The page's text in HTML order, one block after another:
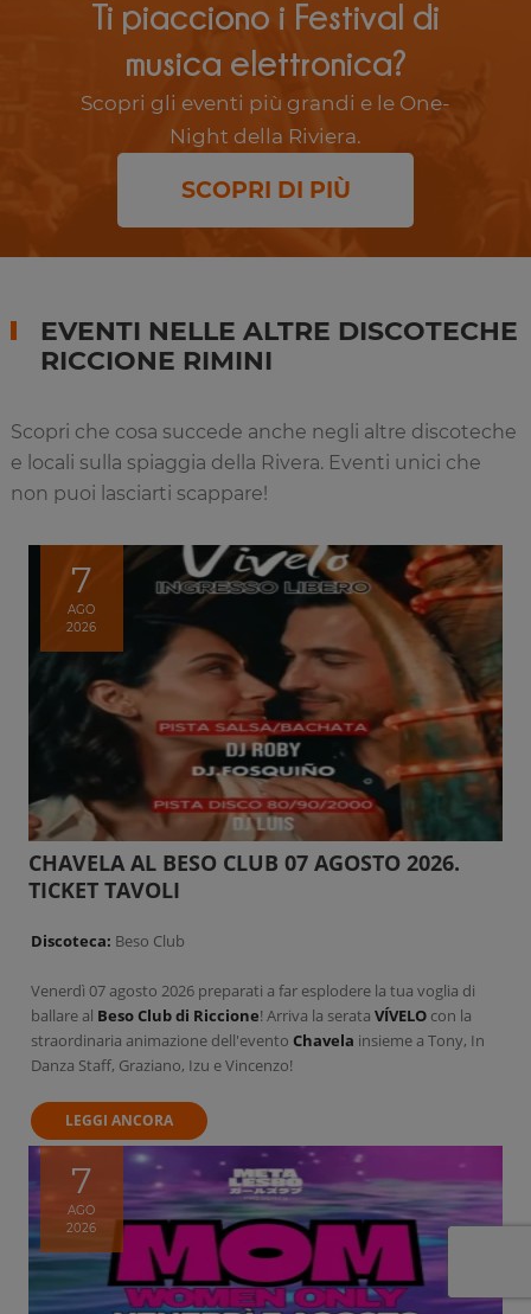
Ti piacciono i Festival di
musica elettronica?
Scopri gli eventi più grandi e le One-
Night della Riviera.
SCOPRI DI PIÙ
EVENTI NELLE ALTRE DISCOTECHE
RICCIONE RIMINI
Scopri che cosa succede anche negli altre discoteche
e locali sulla spiaggia della Rivera. Eventi unici che
non puoi lasciarti scappare!
7
AGO
2026
CHAVELA AL BESO CLUB 07 AGOSTO 2026.
TICKET TAVOLI
Discoteca: Beso Club
Venerdì 07 agosto 2026 preparati a far esplodere la tua voglia di
ballare al Beso Club di Riccione! Arriva la serata VÍVELOcon la
straordinaria animazione dell'evento Chavela insieme a Tony, In
Danza Staff, Graziano, Izu e Vincenzo!
LEGGI ANCORA
7
AGO
2026